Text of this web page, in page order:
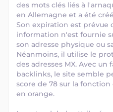
des mots clés liés à
en Allemagne et a été
Son expiration est prévue
information n'est fournie
son adresse physique ou
Néanmoins, il utilise le
des adresses MX. Avec
backlinks, le site semble
score de 78 sur la
en orange.